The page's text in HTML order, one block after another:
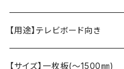
【用途】テレビボード向き
【サイズ】一枚板(〜1500㎜)